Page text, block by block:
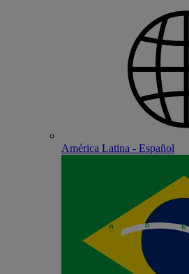
América Latina - Español